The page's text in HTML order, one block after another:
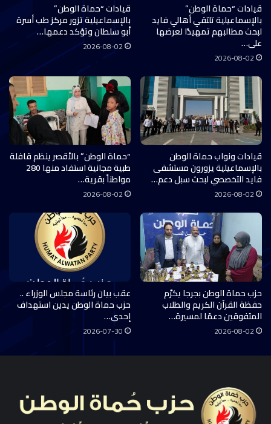
قيادات “حماة الوطن”
بالإسماعيلية تلتقي أهالي فايد
لبحث مطالبهم تمهيدًا لعرضها
على…
2026-08-02
قيادات “حماة الوطن”
بالإسماعيلية تزور مركز طب أسرة
أبو سلطان وتؤكد دعمها…
2026-08-02
قيادات ونواب حماة الوطن
بالإسماعيلية يزورون مستشفى
فايد التخصصي لبحث سبل دعم…
2026-08-02
“حماة الوطن” بالأقصر ينظم قافلة
طبية مجانية استفاد منها 280
مواطناً بقرية…
2026-08-02
حزب حماة الوطن بجرجا يكرّم
حفظة القرآن الكريم والطلاب
المتفوقين دعمًا لمسيرة…
2026-08-02
عقب بيان رئاسة مجلس الوزراء ..
حزب حماة الوطن يدين استهداف
إحدى…
2026-07-30